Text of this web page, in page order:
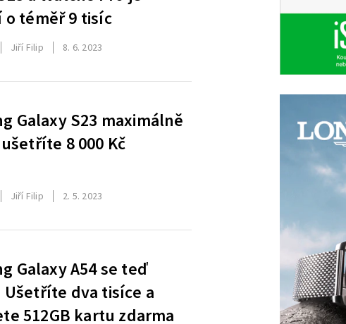
o téměř 9 tisíc
Jiří Filip 8. 6. 2023
Galaxy S23 maximálně
8 000 Kč
Jiří Filip 2. 5. 2023
Galaxy A54 se teď
dva tisíce a
512GB kartu zdarma